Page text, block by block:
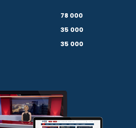
78 000
35 000
35 000